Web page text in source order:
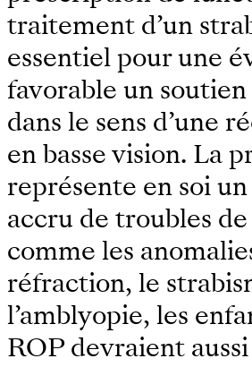
traitement d’un
essentiel pour une
favorable un
dans le sens d’une
en basse vision. La
représente en soi
accru de troubles
comme les
réfraction, le
l’amblyopie, les
ROP devraient